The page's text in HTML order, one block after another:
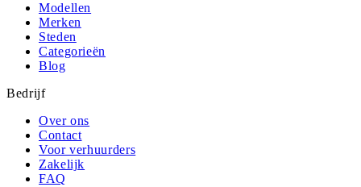
Modellen
Merken
Steden
Categorieën
Blog
Bedrijf
Over ons
Contact
Voor verhuurders
Zakelijk
FAQ